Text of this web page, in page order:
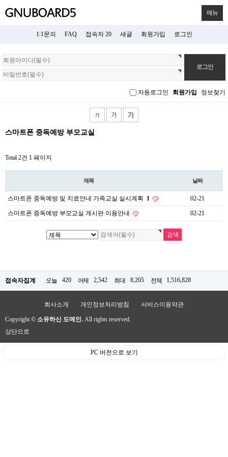
메뉴
1:1문의 FAQ 접속자 20 새글 회원가입 로그인
회
원
로
자동로그인 회원가입 정보찾기
스마트폰 중독예방 부모교실
Total 2건 1 페이지
제목 날짜
스마트폰 중독예방 및 치료안내 가족교실 실시계획 1 02-21
스마트폰 중독예방 부모교실 게시판 이용안내 02-21
접속자집계 오늘 420 어제 2,542 최대 8,205 전체 1,516,828
회사소개 개인정보처리방침 서비스이용약관
Copyright © 소유하신 도메인. All rights reserved.
상단으로
PC 버전으로 보기